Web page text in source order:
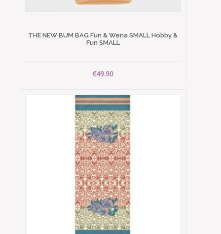
THE NEW BUM BAG Fun & Wena SMALL Hobby &
Fun SMALL
€49.90